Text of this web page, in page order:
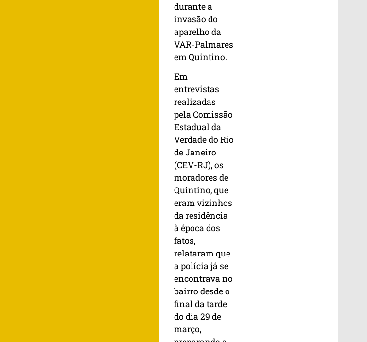
durante a
invasão do
aparelho da
VAR-Palmares
em Quintino.
Em
entrevistas
realizadas
pela Comissão
Estadual da
Verdade do Rio
de Janeiro
(CEV-RJ), os
moradores de
Quintino, que
eram vizinhos
da residência
à época dos
fatos,
relataram que
a polícia já se
encontrava no
bairro desde o
final da tarde
do dia 29 de
março,